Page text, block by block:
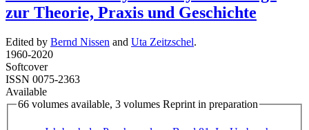
zur Theorie, Praxis und Geschichte
Edited by Bernd Nissen and Uta Zeitzschel.
1960-2020
Softcover
ISSN 0075-2363
Available
66 volumes available, 3 volumes Reprint in preparation